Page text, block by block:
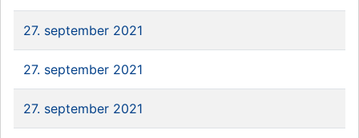
27. september 2021
27. september 2021
27. september 2021